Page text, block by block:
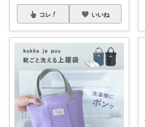
コレ いいね